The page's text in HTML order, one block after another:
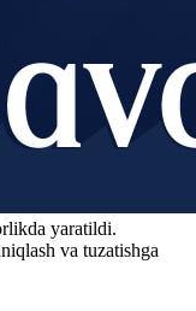
yaratildi.
va tuzatishga